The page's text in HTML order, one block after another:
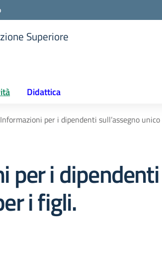
Superiore
Didattica
Informazioni per i dipendenti sull’assegno
per i
i figli.